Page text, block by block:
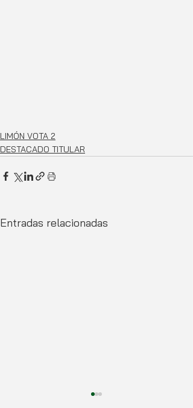
LIMÓN VOTA 2
DESTACADO TITULAR
Entradas relacionadas